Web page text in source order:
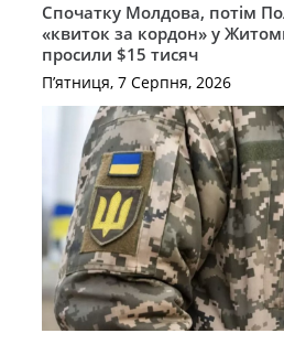
Спочатку Молдова, потім
«квиток за кордон» у
просили $15 тисяч
П’ятниця, 7 Серпня, 2026